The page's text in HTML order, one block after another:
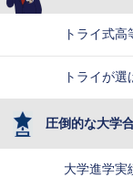
トライ式
トライが
圧倒的な大学
大学進学実